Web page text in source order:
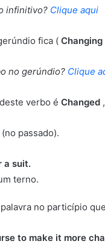
infinitivo? Clique aqui
fica ( Changing
no gerúndio? Clique
verbo é Changed
(no passado).
a suit.
terno.
no particípio
to make it more